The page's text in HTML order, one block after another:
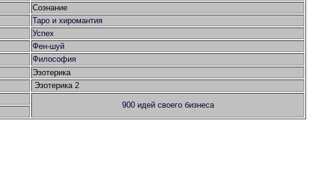
Сознание
Таро и хиромантия
Успех
Фен-шуй
Философия
Эзотерика
Эзотерика 2
900 идей своего бизнеса